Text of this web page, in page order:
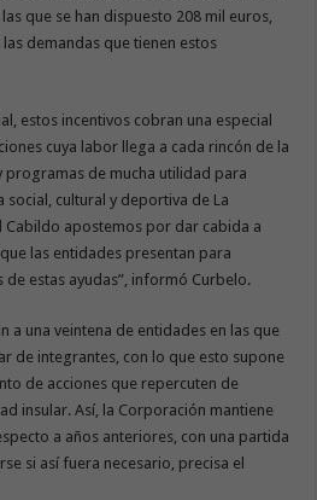
que se han dispuesto 208 mil euros,
demandas que tienen estos
estos incentivos cobran una especial
cuya labor llega a cada rincón de la
programas de mucha utilidad para
cultural y deportiva de La
Cabildo apostemos por dar cabida a
las entidades presentan para
estas ayudas”, informó Curbelo.
a una veintena de entidades en las que
de integrantes, con lo que esto supone
de acciones que repercuten de
insular. Así, la Corporación mantiene
a años anteriores, con una partida
si así fuera necesario, precisa el